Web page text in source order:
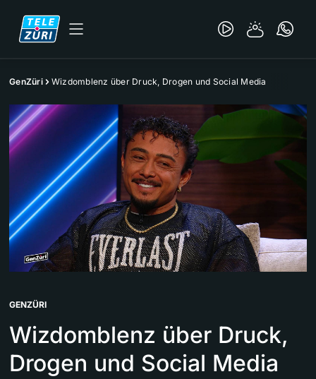
GenZüri Wizdomblenz über Druck, Drogen und Social Media
GENZÜRI
Wizdomblenz über Druck,
Drogen und Social Media